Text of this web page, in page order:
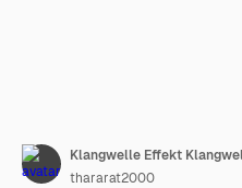
Klangwelle Effekt
thararat2000